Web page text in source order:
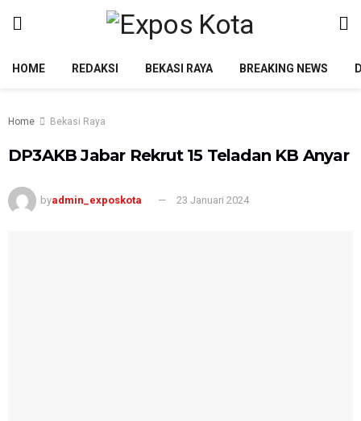
HOME REDAKSI BEKASI RAYA BREAKING NEWS
Home Bekasi Raya
DP3AKB Jabar Rekrut 15 Teladan KB Anyar
byadmin_exposkota 23 Januari 2024